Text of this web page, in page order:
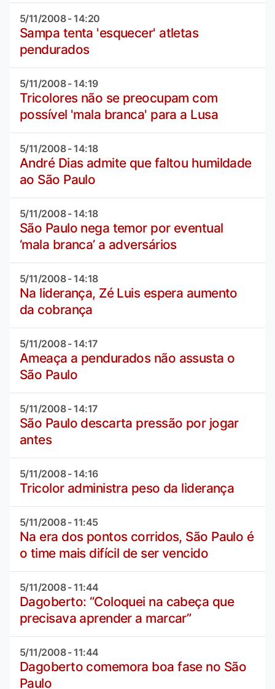
5/11/2008 - 14:20
Sampa tenta 'esquecer' atletas
pendurados
5/11/2008 - 14:19
Tricolores não se preocupam com
possível 'mala branca' para a Lusa
5/11/2008 - 14:18
André Dias admite que faltou humildade
ao São Paulo
5/11/2008 - 14:18
São Paulo nega temor por eventual
‘mala branca’ a adversários
5/11/2008 - 14:18
Na liderança, Zé Luis espera aumento
da cobrança
5/11/2008 - 14:17
Ameaça a pendurados não assusta o
São Paulo
5/11/2008 - 14:17
São Paulo descarta pressão por jogar
antes
5/11/2008 - 14:16
Tricolor administra peso da liderança
5/11/2008 - 11:45
Na era dos pontos corridos, São Paulo é
o time mais difícil de ser vencido
5/11/2008 - 11:44
Dagoberto: “Coloquei na cabeça que
precisava aprender a marcar”
5/11/2008 - 11:44
Dagoberto comemora boa fase no São
Paulo